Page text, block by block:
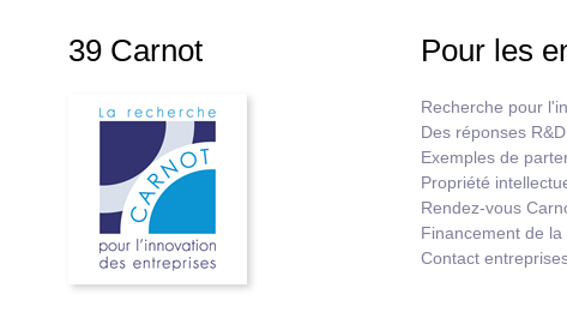
39 Carnot Pour les
Recherche pour
Des réponses
Exemples de
Propriété
Rendez-vous
Financement de la
Contact